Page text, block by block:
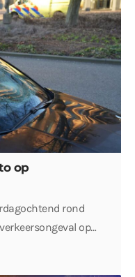
op
rond
op…